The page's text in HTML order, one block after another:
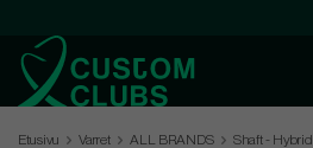
Etusivu Varret ALL BRANDS Shaft - Hybrid